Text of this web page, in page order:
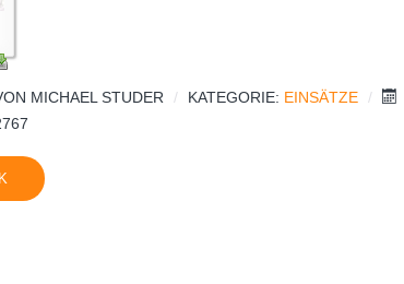
MICHAEL STUDER KATEGORIE: EINSÄTZE